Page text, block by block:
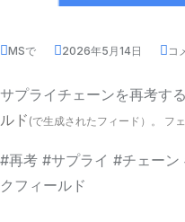
MSで 2026年5月14日 コ
サプライチェーンを再考する
ルド (で生成されたフィード）。 フ
#再考 #サプライ #チェー
クフィールド